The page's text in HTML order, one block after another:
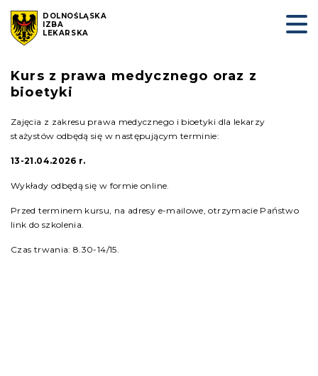
DOLNOŚLĄSKA
IZBA
LEKARSKA
Kurs z prawa medycznego oraz z
bioetyki
Zajęcia z zakresu prawa medycznego i bioetyki dla lekarzy
stażystów odbędą się w następującym terminie:
13-21.04.2026 r.
Wykłady odbędą się w formie online.
Przed terminem kursu, na adresy e-mailowe, otrzymacie Państwo
link do szkolenia.
Czas trwania: 8.30-14/15.